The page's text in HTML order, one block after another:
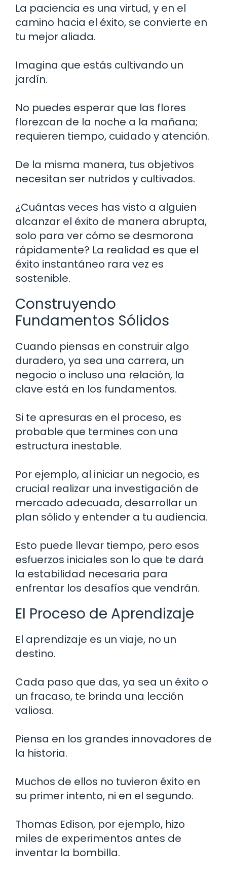
La paciencia es una virtud, y en el
camino hacia el éxito, se convierte en
tu mejor aliada.
Imagina que estás cultivando un
jardín.
No puedes esperar que las flores
florezcan de la noche a la mañana;
requieren tiempo, cuidado y atención.
De la misma manera, tus objetivos
necesitan ser nutridos y cultivados.
¿Cuántas veces has visto a alguien
alcanzar el éxito de manera abrupta,
solo para ver cómo se desmorona
rápidamente? La realidad es que el
éxito instantáneo rara vez es
sostenible.
Construyendo
Fundamentos Sólidos
Cuando piensas en construir algo
duradero, ya sea una carrera, un
negocio o incluso una relación, la
clave está en los fundamentos.
Si te apresuras en el proceso, es
probable que termines con una
estructura inestable.
Por ejemplo, al iniciar un negocio, es
crucial realizar una investigación de
mercado adecuada, desarrollar un
plan sólido y entender a tu audiencia.
Esto puede llevar tiempo, pero esos
esfuerzos iniciales son lo que te dará
la estabilidad necesaria para
enfrentar los desafíos que vendrán.
El Proceso de Aprendizaje
El aprendizaje es un viaje, no un
destino.
Cada paso que das, ya sea un éxito o
un fracaso, te brinda una lección
valiosa.
Piensa en los grandes innovadores de
la historia.
Muchos de ellos no tuvieron éxito en
su primer intento, ni en el segundo.
Thomas Edison, por ejemplo, hizo
miles de experimentos antes de
inventar la bombilla.